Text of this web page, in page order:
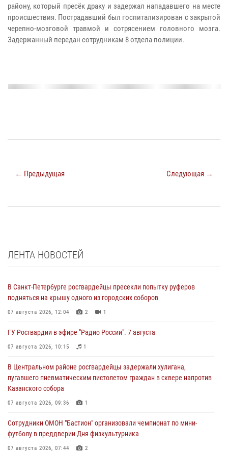
району, который пресёк драку и задержал нападавшего на месте
происшествия. Пострадавший был госпитализирован с закрытой
черепно-мозговой травмой и сотрясением головного мозга.
Задержанный передан сотрудникам 8 отдела полиции.
← Предыдущая Следующая →
ЛЕНТА НОВОСТЕЙ
В Санкт-Петербурге росгвардейцы пресекли попытку руферов
подняться на крышу одного из городских соборов
07 августа 2026, 12:04 2 1
ГУ Росгвардии в эфире "Радио России". 7 августа
07 августа 2026, 10:15 1
В Центральном районе росгвардейцы задержали хулигана,
пугавшего пневматическим пистолетом граждан в сквере напротив
Казанского собора
07 августа 2026, 09:36 1
Сотрудники ОМОН "Бастион" организовали чемпионат по мини-
футболу в преддверии Дня физкультурника
07 августа 2026, 07:44 2